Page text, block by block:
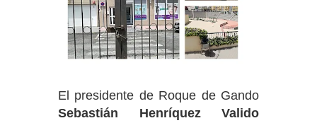
El presidente de Roque de Gando
Sebastián Henríquez Valido